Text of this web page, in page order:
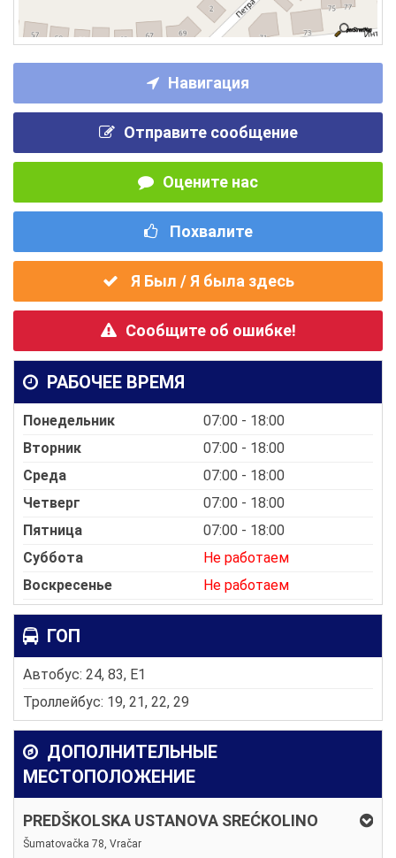
Навигация
Отправите сообщение
Оцените нас
Похвалите
Я Был / Я была здесь
Сообщите об ошибке!
РАБОЧЕЕ ВРЕМЯ
Понедельник
07:00 - 18:00
Вторник
07:00 - 18:00
Среда
07:00 - 18:00
Четверг
07:00 - 18:00
Пятница
07:00 - 18:00
Суббота
Не работаем
Воскресенье
Не работаем
ГОП
Автобус: 24, 83, E1
Троллейбус: 19, 21, 22, 29
ДОПОЛНИТЕЛЬНЫЕ
МЕСТОПОЛОЖЕНИЕ
PREDŠKOLSKA USTANOVA SREĆKOLINO
Šumatovačka 78, Vračar